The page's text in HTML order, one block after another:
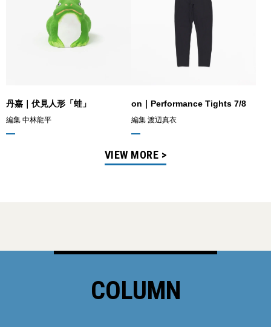
丹嘉｜伏見人形「蛙」
編集 中林龍平
on｜Performance Tights 7/8
編集 渡辺真衣
VIEW MORE >
COLUMN